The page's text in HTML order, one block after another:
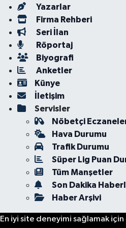
Yazarlar
Firma Rehberi
Seri İlan
Röportaj
Biyografi
Anketler
Künye
İletişim
Servisler
Nöbetçi
Hava Durumu
Trafik Durumu
Süper Lig Puan
Tüm Manşetler
Son Dakika
Haber Arşivi
En iyi site deneyimi sağlamak